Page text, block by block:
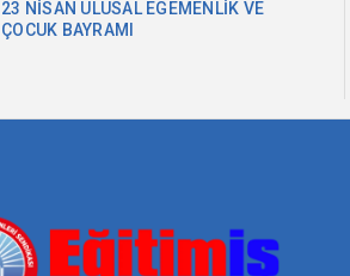
23 NİSAN ULUSAL EGEMENLİK VE
ÇOCUK BAYRAMI